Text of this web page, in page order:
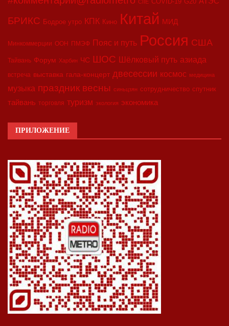
CIIE
БРИКС Бодрое утро КПК Кино Китай МИД
Минкоммерции ООН ПМЭФ Пояс и путь Россия США
Тайвань Форум Харбин ЧС ШОС Шёлковый путь азиада
встреча выставка гала-концерт двесессии космос медицина
музыка праздник весны синьцзян сотрудничество спутник
тайвань торговля туризм экология экономика
ПРИЛОЖЕНИЕ